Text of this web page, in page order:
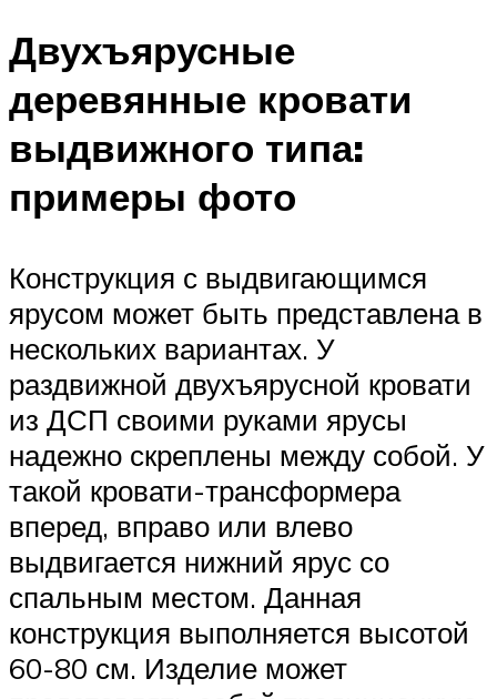
Двухъярусные
деревянные кровати
выдвижного типа:
примеры фото
Конструкция с выдвигающимся
ярусом может быть представлена в
нескольких вариантах. У
раздвижной двухъярусной кровати
из ДСП своими руками ярусы
надежно скреплены между собой. У
такой кровати-трансформера
вперед, вправо или влево
выдвигается нижний ярус со
спальным местом. Данная
конструкция выполняется высотой
60-80 см. Изделие может